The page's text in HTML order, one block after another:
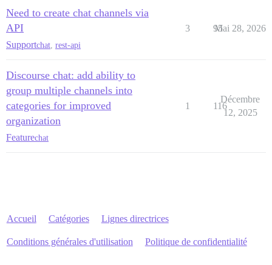
Need to create chat channels via
API
Supportchat rest-api
3 95
Mai 28, 2026
Discourse chat: add ability to
group multiple channels into
categories for improved
organization
Featurechat
1 116
Décembre
12, 2025
Accueil Catégories Lignes directrices
Conditions générales d'utilisation Politique de confidentialité